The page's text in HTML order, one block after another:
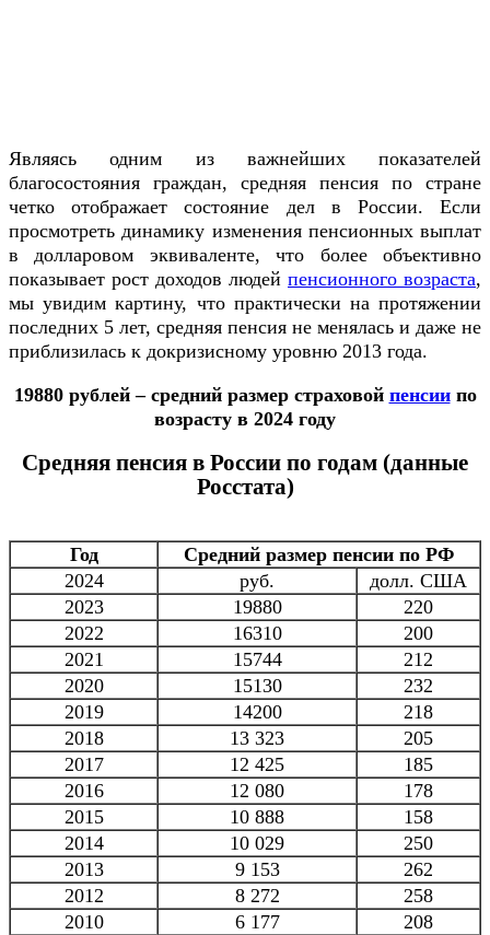
Являясь одним из важнейших показателей
благосостояния граждан, средняя пенсия по стране
четко отображает состояние дел в России. Если
просмотреть динамику изменения пенсионных выплат
в долларовом эквиваленте, что более объективно
показывает рост доходов людей пенсионного возраста,
мы увидим картину, что практически на протяжении
последних 5 лет, средняя пенсия не менялась и даже не
приблизилась к докризисному уровню 2013 года.
19880 рублей – средний размер страховой пенсиипо
возрасту в 2024 году
Средняя пенсия в России по годам (данные
Росстата)
Год
Средний размер пенсии по РФ
2024
руб.
долл. США
2023
19880
220
2022
16310
200
2021
15744
212
2020
15130
232
2019
14200
218
2018
13 323
205
2017
12 425
185
2016
12 080
178
2015
10 888
158
2014
10 029
250
2013
9 153
262
2012
8 272
258
2010
6 177
208